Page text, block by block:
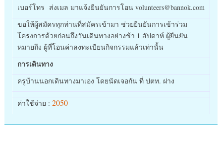
เบอร์โทร ส่งเมล มาแจ้งยืนยันการโอน volunteers@bannok.com
ขอให้ผู้สมัครทุกท่านที่สมัครเข้ามา ช่วยยืนยันการเข้าร่วม
โครงการด้วยก่อนถึงวันเดินทางอย่างช้า 1 สัปดาห์ ผู้ยืนยัน
หมายถึง ผู้ที่โอนค่าลงทะเบียนกิจกรรมแล้วเท่านั้น
การเดินทาง
ครูบ้านนอกเดินทางมาเอง โดยนัดเจอกัน ที่ ปตท. ฝาง
ค่าใช้จ่าย : 2050